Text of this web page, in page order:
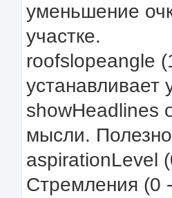
уменьшение
участке.
roofslopeangle
устанавливает
showHeadlines
мысли.
aspirationLevel
Стремления (0